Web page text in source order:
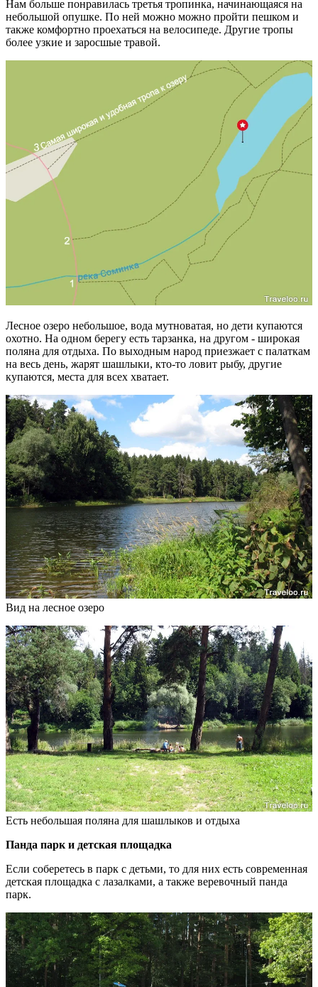
Нам больше понравилась третья тропинка, начинающаяся на
небольшой опушке. По ней можно можно пройти пешком и
также комфортно проехаться на велосипеде. Другие тропы
более узкие и заросшые травой.
Лесное озеро небольшое, вода мутноватая, но дети купаются
охотно. На одном берегу есть тарзанка, на другом - широкая
поляна для отдыха. По выходным народ приезжает с палаткам
на весь день, жарят шашлыки, кто-то ловит рыбу, другие
купаются, места для всех хватает.
Вид на лесное озеро
Есть небольшая поляна для шашлыков и отдыха
Панда парк и детская площадка
Если соберетесь в парк с детьми, то для них есть современная
детская площадка с лазалками, а также веревочный панда
парк.